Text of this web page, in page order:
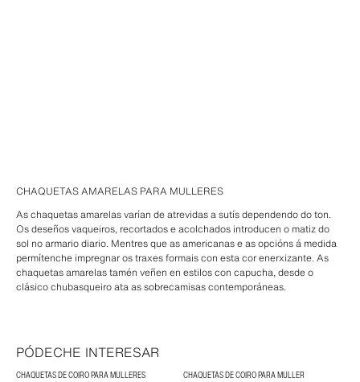
CHAQUETAS AMARELAS PARA MULLERES
As chaquetas amarelas varían de atrevidas a sutís dependendo do ton.
Os deseños vaqueiros, recortados e acolchados introducen o matiz do
sol no armario diario. Mentres que as americanas e as opcións á medida
permítenche impregnar os traxes formais con esta cor enerxizante. As
chaquetas amarelas tamén veñen en estilos con capucha, desde o
clásico chubasqueiro ata as sobrecamisas contemporáneas.
PÓDECHE INTERESAR
CHAQUETAS DE COIRO PARA MULLERES
CHAQUETAS DE COIRO PARA MULLER